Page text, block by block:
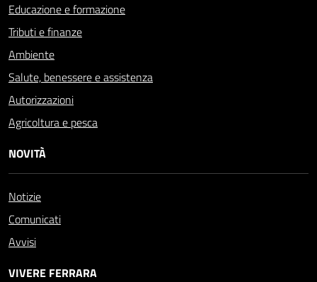
Educazione e formazione
Tributi e finanze
Ambiente
Salute, benessere e assistenza
Autorizzazioni
Agricoltura e pesca
NOVITÀ
Notizie
Comunicati
Avvisi
VIVERE FERRARA